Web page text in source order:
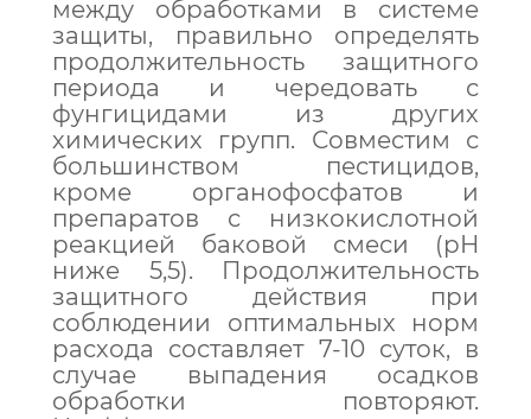
между обработками в системе
защиты, правильно определять
продолжительность защитного
периода и чередовать с
фунгицидами из других
химических групп. Совместим с
большинством пестицидов,
кроме органофосфатов и
препаратов с низкокислотной
реакцией баковой смеси (рН
ниже 5,5). Продолжительность
защитного действия при
соблюдении оптимальных норм
расхода составляет 7-10 суток, в
случае выпадения осадков
обработки повторяют.